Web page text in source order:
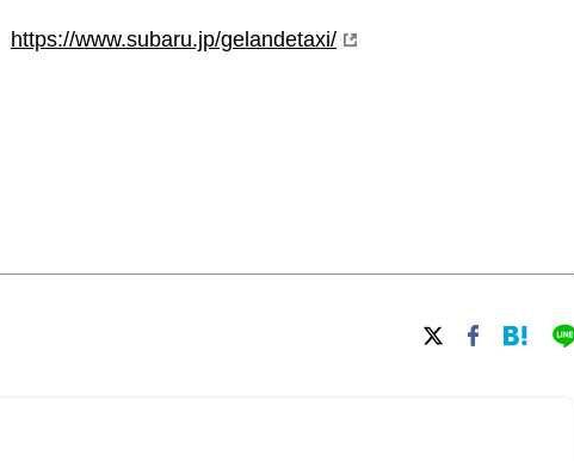
https://www.subaru.jp/gelandetaxi/